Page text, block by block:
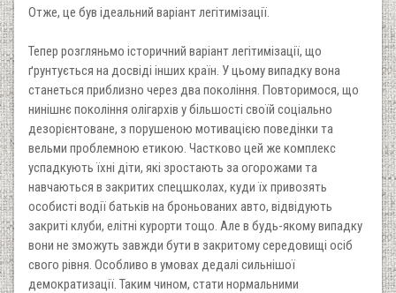
Отже, це був ідеальний варіант легітимізації.
Тепер розгляньмо історичний варіант легітимізації, що
ґрунтується на досвіді інших країн. У цьому випадку вона
станеться приблизно через два покоління. Повторимося, що
нинішнє покоління олігархів у більшості своїй соціально
дезорієнтоване, з порушеною мотивацією поведінки та
вельми проблемною етикою. Частково цей же комплекс
успадкують їхні діти, які зростають за огорожами та
навчаються в закритих спецшколах, куди їх привозять
особисті водії батьків на броньованих авто, відвідують
закриті клуби, елітні курорти тощо. Але в будь-якому випадку
вони не зможуть завжди бути в закритому середовищі осіб
свого рівня. Особливо в умовах дедалі сильнішої
демократизації. Таким чином, стати нормальними